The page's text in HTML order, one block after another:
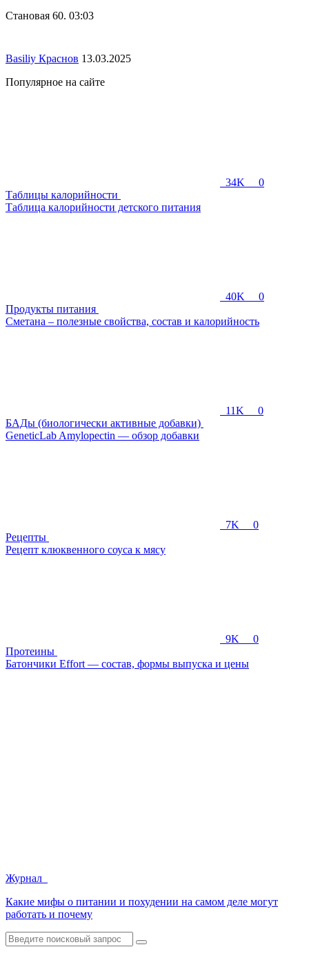
Становая 60. 03:03
Basiliy Краснов 13.03.2025
Популярное на сайте
34K
0
Таблицы калорийности
Таблица калорийности детского питания
40K
0
Продукты питания
Сметана – полезные свойства, состав и калорийность
11K
0
БАДы (биологически активные добавки)
GeneticLab Amylopectin — обзор добавки
7K
0
Рецепты
Рецепт клюквенного соуса к мясу
9K
0
Протеины
Батончики Effort — состав, формы выпуска и цены
Журнал
Какие мифы о питании и похудении на самом деле могут
работать и почему